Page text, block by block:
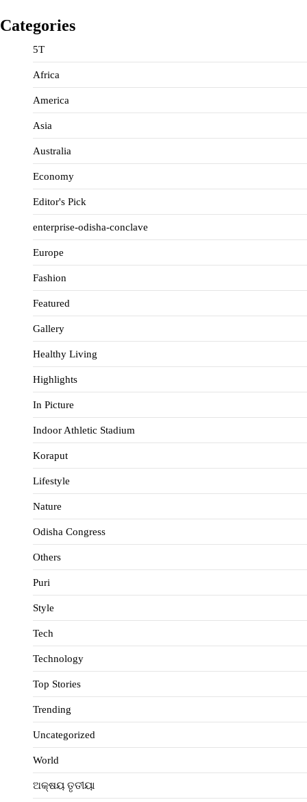
Categories
5T
Africa
America
Asia
Australia
Economy
Editor's Pick
enterprise-odisha-conclave
Europe
Fashion
Featured
Gallery
Healthy Living
Highlights
In Picture
Indoor Athletic Stadium
Koraput
Lifestyle
Nature
Odisha Congress
Others
Puri
Style
Tech
Technology
Top Stories
Trending
Uncategorized
World
ଅକ୍ଷୟ ତୃତୀୟା